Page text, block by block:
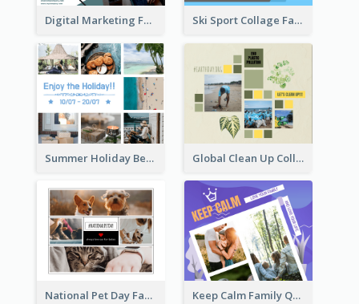
Digital Marketing Facebook Post Ski Sport Collage Facebook Post
Summer Holiday Beach Vacation Facebook Post Global Clean Up Collage Facebook Post
National Pet Day Facebook Post Keep Calm Family Quote Facebook Post